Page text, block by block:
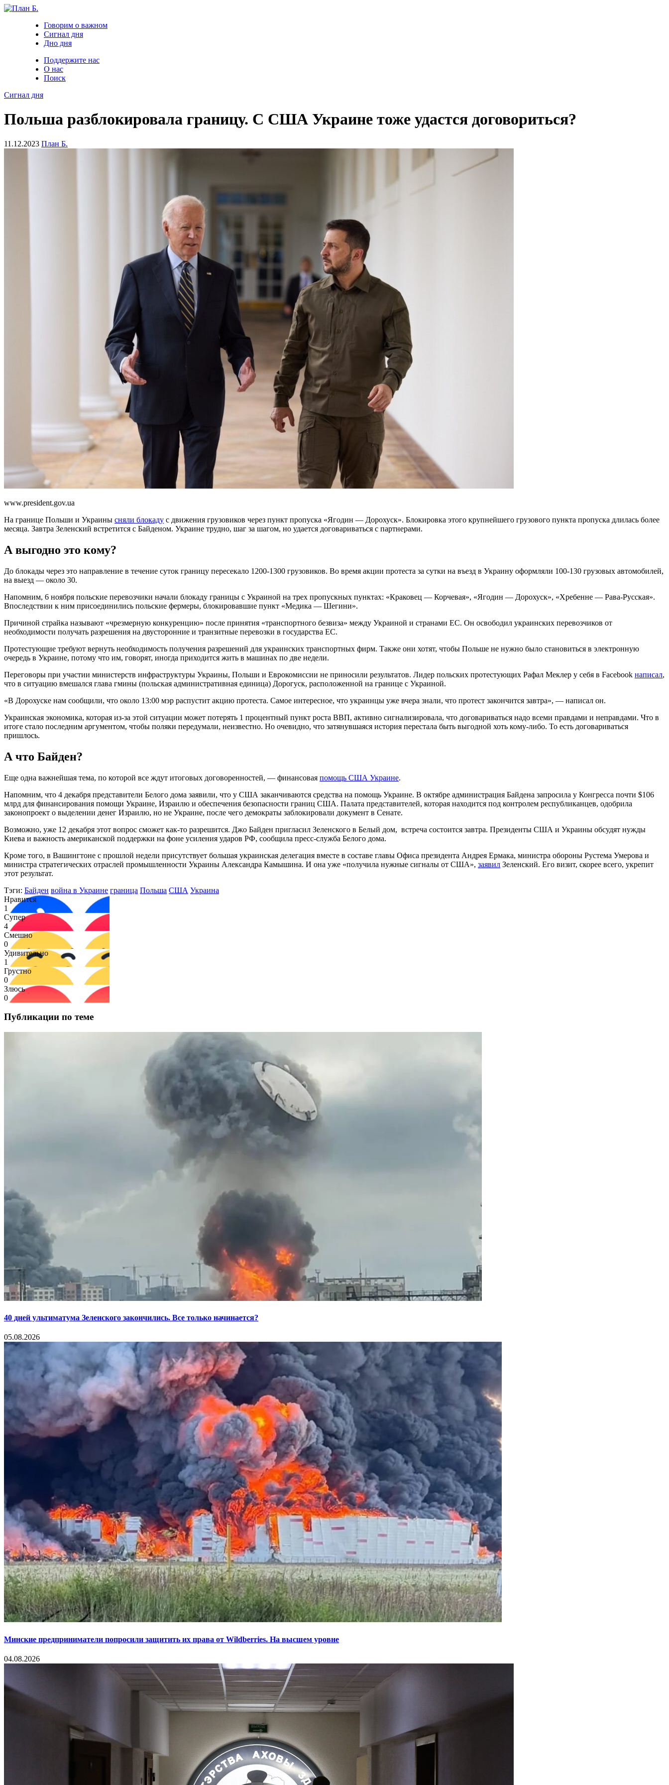
Говорим о важном
Сигнал дня
Дно дня
Поддержите нас
О нас
Поиск
Сигнал дня
Польша разблокировала границу. С США Украине тоже удастся договориться?
11.12.2023 План Б.
www.president.gov.ua
На границе Польши и Украины сняли блокаду с движения грузовиков через пункт пропуска «Ягодин — Дорохуск». Блокировка этого крупнейшего грузового пункта пропуска длилась более
месяца. Завтра Зеленский встретится с Байденом. Украине трудно, шаг за шагом, но удается договариваться с партнерами.
А выгодно это кому?
До блокады через это направление в течение суток границу пересекало 1200-1300 грузовиков. Во время акции протеста за сутки на въезд в Украину оформляли 100-130 грузовых автомобилей,
на выезд — около 30.
Напомним, 6 ноября польские перевозчики начали блокаду границы с Украиной на трех пропускных пунктах: «Краковец — Корчевая», «Ягодин — Дорохуск», «Хребенне — Рава-Русская».
Впоследствии к ним присоединились польские фермеры, блокировавшие пункт «Медика — Шегини».
Причиной страйка называют «чрезмерную конкуренцию» после принятия «транспортного безвиза» между Украиной и странами ЕС. Он освободил украинских перевозчиков от
необходимости получать разрешения на двусторонние и транзитные перевозки в государства ЕС.
Протестующие требуют вернуть необходимость получения разрешений для украинских транспортных фирм. Также они хотят, чтобы Польше не нужно было становиться в электронную
очередь в Украине, потому что им, говорят, иногда приходится жить в машинах по две недели.
Переговоры при участии министерств инфраструктуры Украины, Польши и Еврокомиссии не приносили результатов. Лидер польских протестующих Рафал Меклер у себя в Facebook написал,
что в ситуацию вмешался глава гмины (польская административная единица) Дорогуск, расположенной на границе с Украиной.
«В Дорохуске нам сообщили, что около 13:00 мэр распустит акцию протеста. Самое интересное, что украинцы уже вчера знали, что протест закончится завтра», — написал он.
Украинская экономика, которая из-за этой ситуации может потерять 1 процентный пункт роста ВВП, активно сигнализировала, что договариваться надо всеми правдами и неправдами. Что в
итоге стало последним аргументом, чтобы поляки передумали, неизвестно. Но очевидно, что затянувшаяся история перестала быть выгодной хоть кому-либо. То есть договариваться
пришлось.
А что Байден?
Еще одна важнейшая тема, по которой все ждут итоговых договоренностей, — финансовая помощь США Украине.
Напомним, что 4 декабря представители Белого дома заявили, что у США заканчиваются средства на помощь Украине. В октябре администрация Байдена запросила у Конгресса почти $106
млрд для финансирования помощи Украине, Израилю и обеспечения безопасности границ США. Палата представителей, которая находится под контролем республиканцев, одобрила
законопроект о выделении денег Израилю, но не Украине, после чего демократы заблокировали документ в Сенате.
Возможно, уже 12 декабря этот вопрос сможет как-то разрешится. Джо Байден пригласил Зеленского в Белый дом, встреча состоится завтра. Президенты США и Украины обсудят нужды
Киева и важность американской поддержки на фоне усиления ударов РФ, сообщила пресс-служба Белого дома.
Кроме того, в Вашингтоне с прошлой недели присутствует большая украинская делегация вместе в составе главы Офиса президента Андрея Ермака, министра обороны Рустема Умерова и
министра стратегических отраслей промышленности Украины Александра Камышина. И она уже «получила нужные сигналы от США», заявил Зеленский. Его визит, скорее всего, укрепит
этот результат.
Тэги: Байден война в Украине граница Польша США Украина
Нравится
1
Супер
4
Смешно
0
Удивительно
1
Грустно
0
Злюсь
0
Публикации по теме
40 дней ультиматума Зеленского закончились. Все только начинается?
05.08.2026
Минские предприниматели попросили защитить их права от Wildberries. На высшем уровне
04.08.2026